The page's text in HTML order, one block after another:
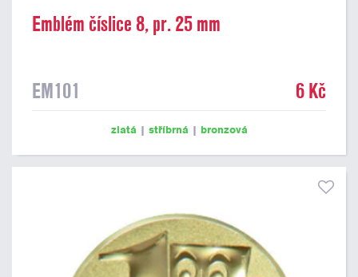
Emblém číslice 8, pr. 25 mm
EM101 6 Kč
zlatá | stříbrná | bronzová